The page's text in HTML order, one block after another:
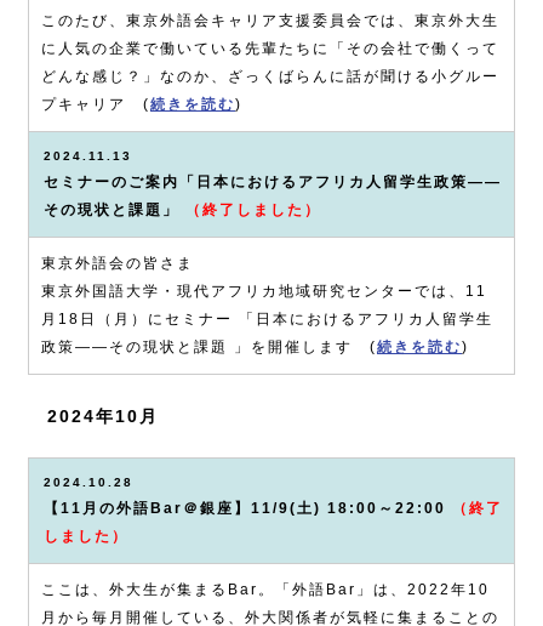
このたび、東京外語会キャリア支援委員会では、東京外大生
に人気の企業で働いている先輩たちに「その会社で働くって
どんな感じ？」なのか、ざっくばらんに話が聞ける小グルー
プキャリア (続きを読む)
2024.11.13
セミナーのご案内「日本におけるアフリカ人留学生政策――
その現状と課題」
（終了しました）
東京外語会の皆さま
東京外国語大学・現代アフリカ地域研究センターでは、11
月18日（月）にセミナー 「日本におけるアフリカ人留学生
政策――その現状と課題 」を開催します (続きを読む)
2024年10月
2024.10.28
【11月の外語Bar＠銀座】11/9(土) 18:00～22:00
（終了
しました）
ここは、外大生が集まるBar。「外語Bar」は、2022年10
月から毎月開催している、外大関係者が気軽に集まることの